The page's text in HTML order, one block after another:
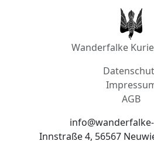
Wanderfalke
Datenschutz
Innstraße 4, 56567
Rechnung/